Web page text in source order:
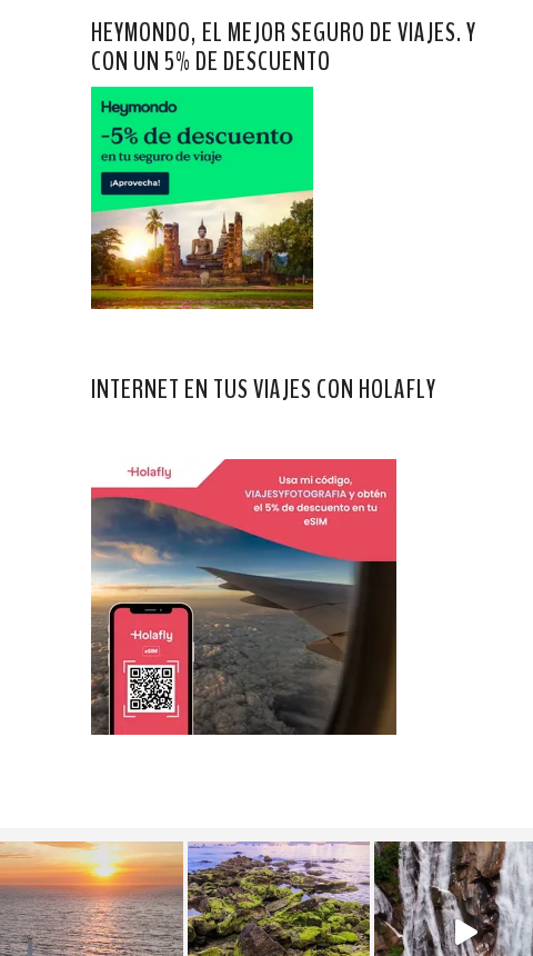
HEYMONDO, EL MEJOR SEGURO DE VIAJES. Y
CON UN 5% DE DESCUENTO
INTERNET EN TUS VIAJES CON HOLAFLY